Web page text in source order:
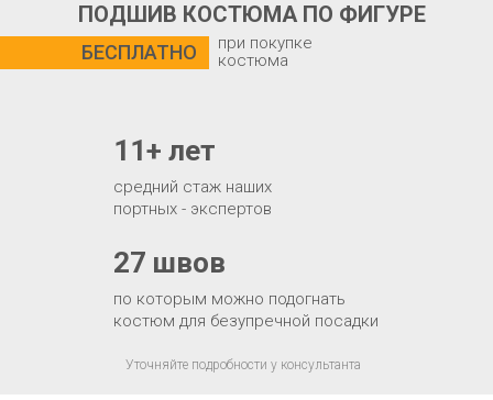
ПОДШИВ КОСТЮМА ПО ФИГУРЕ
БЕСПЛАТНО
по которым можно подогнать
костюм для безупречной посадки
27 швов
средний стаж наших
портных - экспертов
11+ лет
при покупке
костюма
Уточняйте подробности у консультанта